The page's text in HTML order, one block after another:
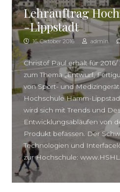
Lehrauftrag
-Lippstadt
16. Oktober 2016 admin
Christof Paul erhält für
zum Thema „Entwurf,
von Sport- und
Hochschule Hamm-
wird sich mit Trends und
Entwicklungsabläufen von
Produkt befassen. Der
Technologien und
zur Hochschule: